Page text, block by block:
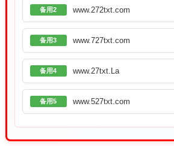
备用2 www.272txt.com
备用3 www.727txt.com
备用4 www.27txt.La
备用5 www.527txt.com